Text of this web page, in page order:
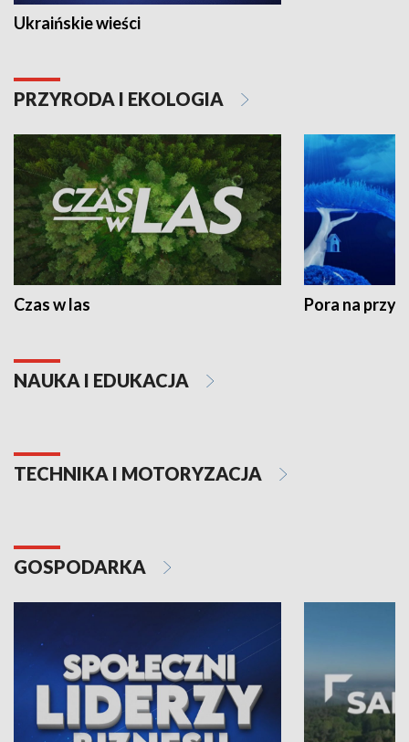
Ukraińskie wieści
PRZYRODA I EKOLOGIA
Czas w las Pora na
NAUKA I EDUKACJA
TECHNIKA I MOTORYZACJA
GOSPODARKA